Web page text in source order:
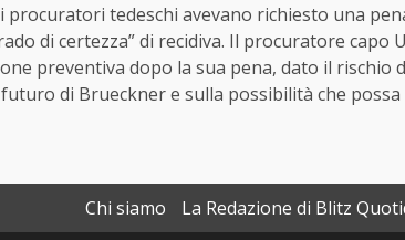
procuratori tedeschi avevano richiesto una
di certezza” di recidiva. Il procuratore capo
preventiva dopo la sua pena, dato il
di Brueckner e sulla possibilità che
Chi siamo La Redazione di Blitz